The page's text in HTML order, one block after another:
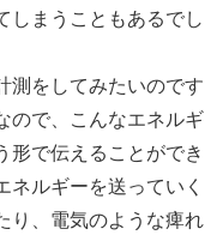
しまうこともあるでし
測をしてみたいのです
ので、こんなエネルギ
形で伝えることができ
ネルギーを送っていく
り、電気のような痺れ